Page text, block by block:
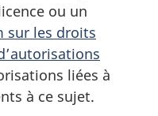
ou un
sur les droits
liées à
à ce sujet.